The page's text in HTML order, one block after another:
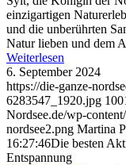
einzigartigen
und die unberührten
Natur lieben und dem
Weiterlesen
6. September 2024
https://die-ganze-
6283547_1920.jpg
Nordsee.de/wp-
nordsee2.png Martina
16:27:46Die besten
Entspannung